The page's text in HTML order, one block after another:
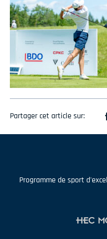
Partager cet article sur:
Programme de sport